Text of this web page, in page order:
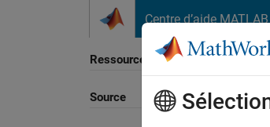
Centre d’aide MATLAB
Ressource
Source